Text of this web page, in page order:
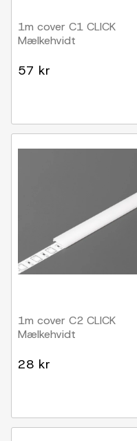
1m cover C1 CLICK
Mælkehvidt
57 kr
1m cover C2 CLICK
Mælkehvidt
28 kr